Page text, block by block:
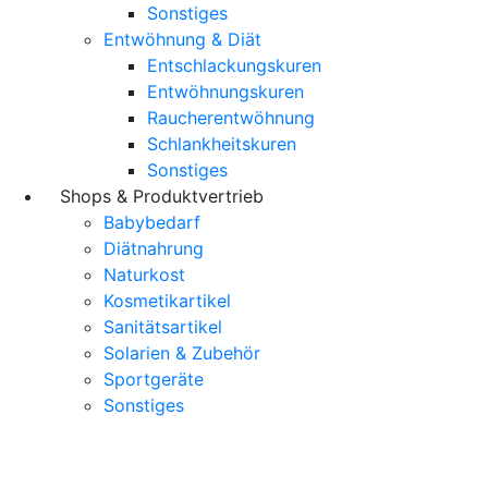
Sonstiges
Entwöhnung & Diät
Entschlackungskuren
Entwöhnungskuren
Raucherentwöhnung
Schlankheitskuren
Sonstiges
Shops & Produktvertrieb
Babybedarf
Diätnahrung
Naturkost
Kosmetikartikel
Sanitätsartikel
Solarien & Zubehör
Sportgeräte
Sonstiges